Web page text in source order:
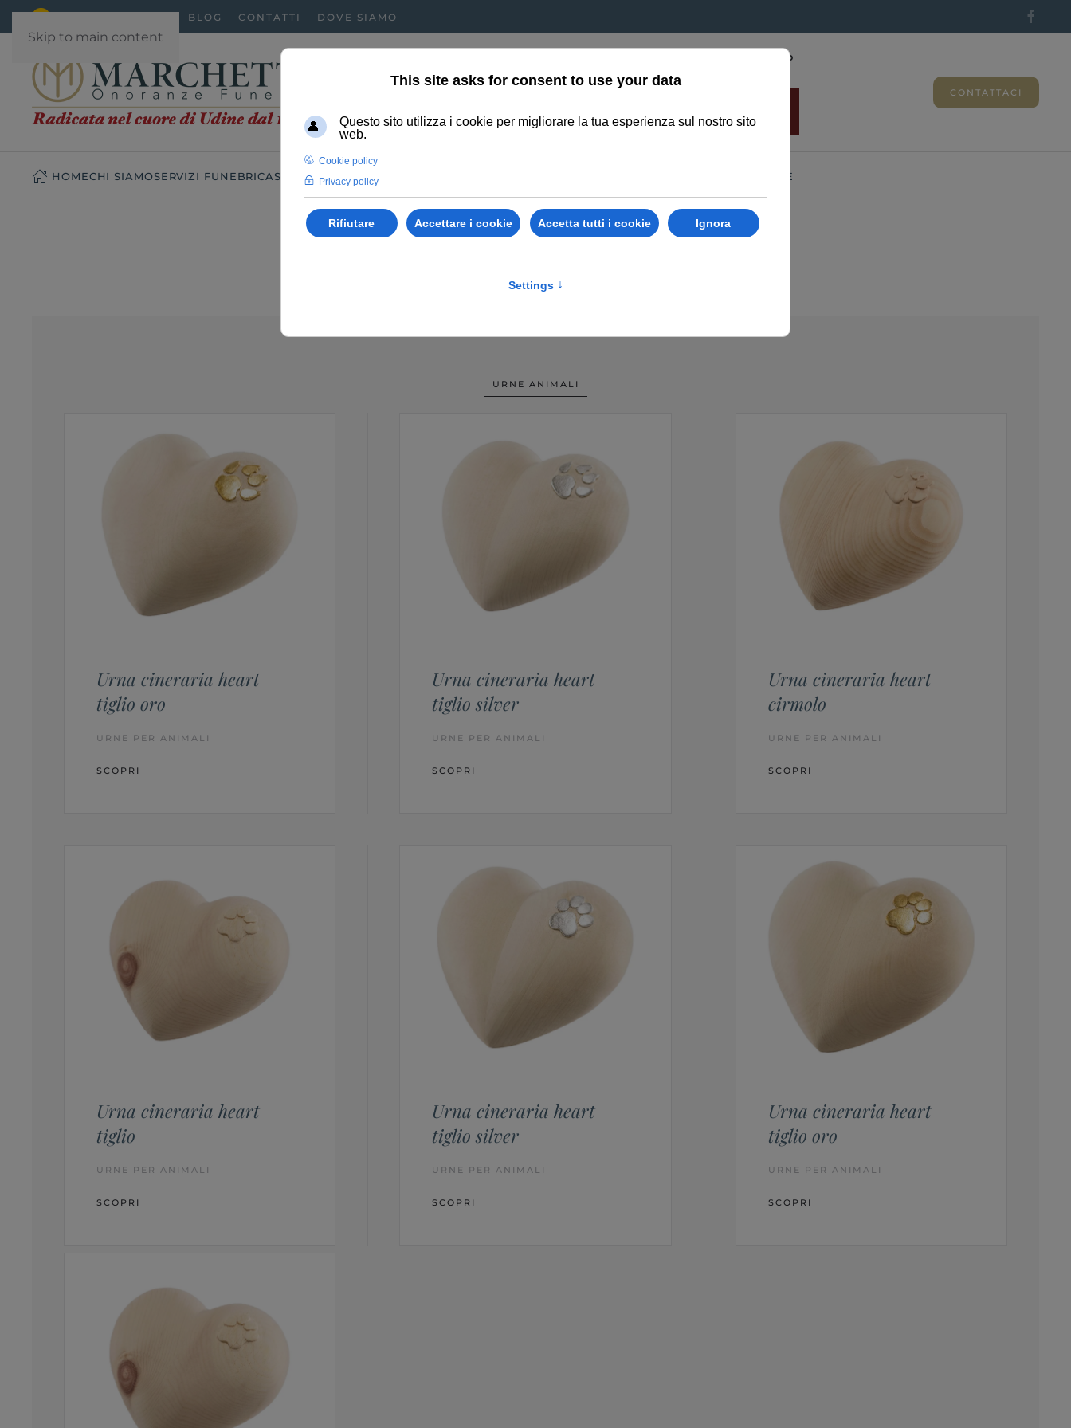
Skip to main content
BLOG CONTATTI DOVE SIAMO
Chiamaci al Oppure chiamaci al
Clicca sul bottone qui sotto
Per Tutto Il Friuli
CONTATTACI
HOMECHI SIAMOSERVIZI FUNEBRICASA FUNERARIA COSA OFFRIAMO MEMORIE
URNE ANIMALI
Urna cineraria heart
tiglio oro
URNE PER ANIMALI
SCOPRI
Urna cineraria heart
tiglio silver
URNE PER ANIMALI
SCOPRI
Urna cineraria heart
cirmolo
URNE PER ANIMALI
SCOPRI
Urna cineraria heart
tiglio
URNE PER ANIMALI
SCOPRI
Urna cineraria heart
tiglio silver
URNE PER ANIMALI
SCOPRI
Urna cineraria heart
tiglio oro
URNE PER ANIMALI
SCOPRI